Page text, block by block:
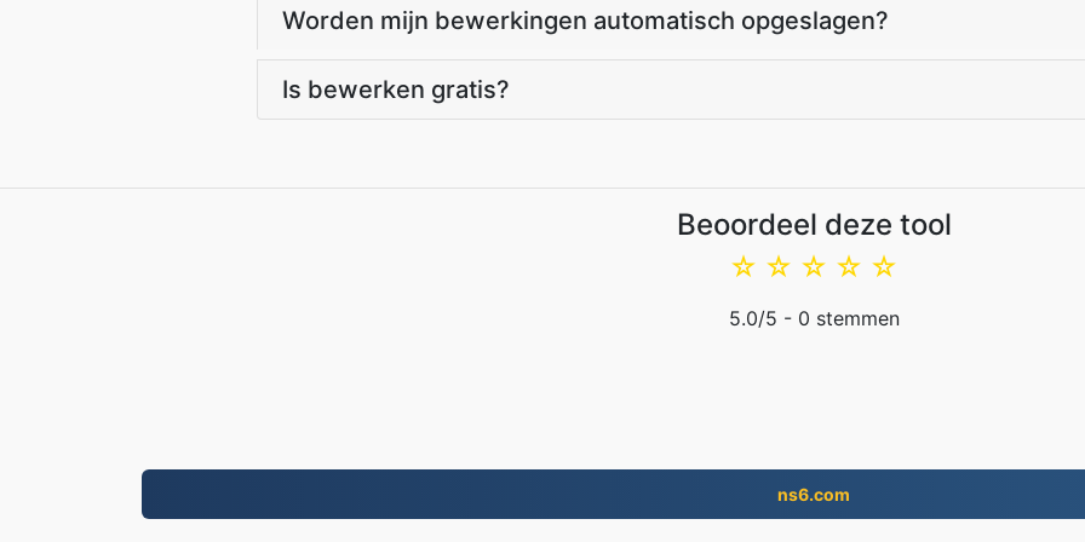
Worden mijn bewerkingen automatisch opgeslagen?
Is bewerken gratis?
Beoordeel deze tool
☆
☆
☆
☆
☆
5.0/5 - 0 stemmen
ns6.com